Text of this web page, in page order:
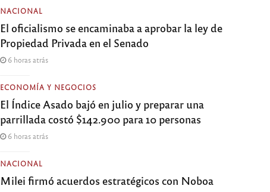
NACIONAL
El oficialismo se encaminaba a aprobar la ley de
Propiedad Privada en el Senado
6 horas atrás
ECONOMÍA Y NEGOCIOS
El Índice Asado bajó en julio y preparar una
parrillada costó $142.900 para 10 personas
6 horas atrás
NACIONAL
Milei firmó acuerdos estratégicos con Noboa